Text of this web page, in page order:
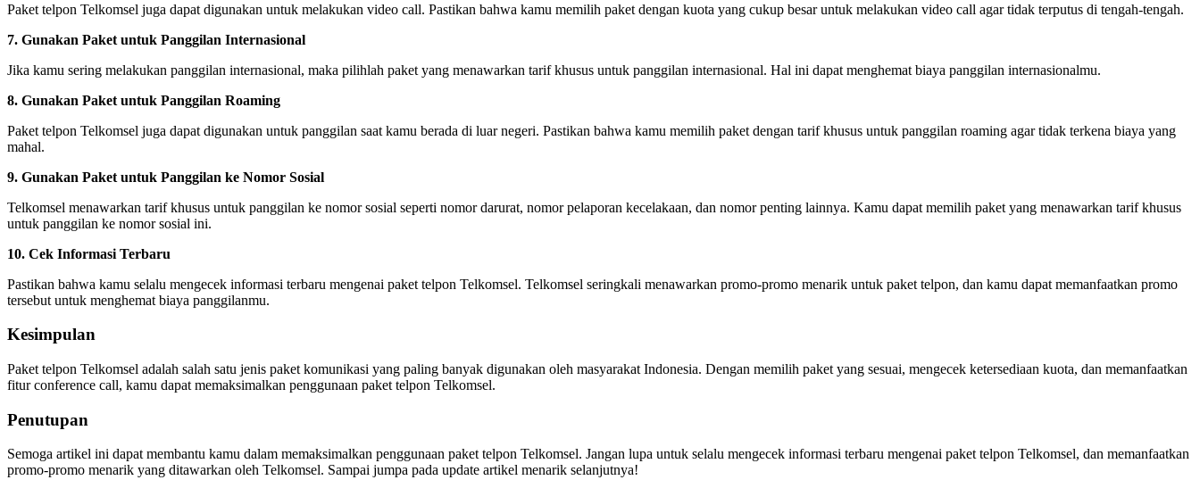
Paket telpon Telkomsel juga dapat digunakan untuk melakukan video call. Pastikan bahwa kamu memilih paket dengan kuota yang cukup besar untuk melakukan video call agar tidak terputus di tengah-tengah.
7. Gunakan Paket untuk Panggilan Internasional
Jika kamu sering melakukan panggilan internasional, maka pilihlah paket yang menawarkan tarif khusus untuk panggilan internasional. Hal ini dapat menghemat biaya panggilan internasionalmu.
8. Gunakan Paket untuk Panggilan Roaming
Paket telpon Telkomsel juga dapat digunakan untuk panggilan saat kamu berada di luar negeri. Pastikan bahwa kamu memilih paket dengan tarif khusus untuk panggilan roaming agar tidak terkena biaya yang
mahal.
9. Gunakan Paket untuk Panggilan ke Nomor Sosial
Telkomsel menawarkan tarif khusus untuk panggilan ke nomor sosial seperti nomor darurat, nomor pelaporan kecelakaan, dan nomor penting lainnya. Kamu dapat memilih paket yang menawarkan tarif khusus
untuk panggilan ke nomor sosial ini.
10. Cek Informasi Terbaru
Pastikan bahwa kamu selalu mengecek informasi terbaru mengenai paket telpon Telkomsel. Telkomsel seringkali menawarkan promo-promo menarik untuk paket telpon, dan kamu dapat memanfaatkan promo
tersebut untuk menghemat biaya panggilanmu.
Kesimpulan
Paket telpon Telkomsel adalah salah satu jenis paket komunikasi yang paling banyak digunakan oleh masyarakat Indonesia. Dengan memilih paket yang sesuai, mengecek ketersediaan kuota, dan memanfaatkan
fitur conference call, kamu dapat memaksimalkan penggunaan paket telpon Telkomsel.
Penutupan
Semoga artikel ini dapat membantu kamu dalam memaksimalkan penggunaan paket telpon Telkomsel. Jangan lupa untuk selalu mengecek informasi terbaru mengenai paket telpon Telkomsel, dan memanfaatkan
promo-promo menarik yang ditawarkan oleh Telkomsel. Sampai jumpa pada update artikel menarik selanjutnya!